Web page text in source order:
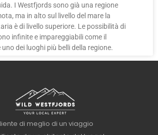
I Westfjords sono già una regione
ma in alto sul livello del mare la
è di livello superiore. Le possibilità di
infinite e impareggiabili come il
uno dei luoghi più belli della regione.
di meglio di un viaggio